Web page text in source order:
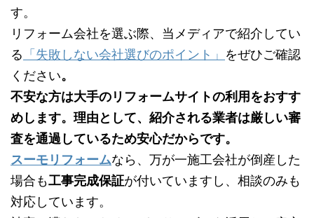
す。
リフォーム会社を選ぶ際、当メディアで紹介してい
る 「失敗しない会社選びのポイント」 をぜひご確認
ください。
不安な方は大手のリフォームサイトの利用をおすす
めします。理由として、紹介される業者は厳しい審
査を通過しているため安心だからです。
スーモリフォームなら、万が一施工会社が倒産した
場合も工事完成保証が付いていますし、相談のみも
対応しています。